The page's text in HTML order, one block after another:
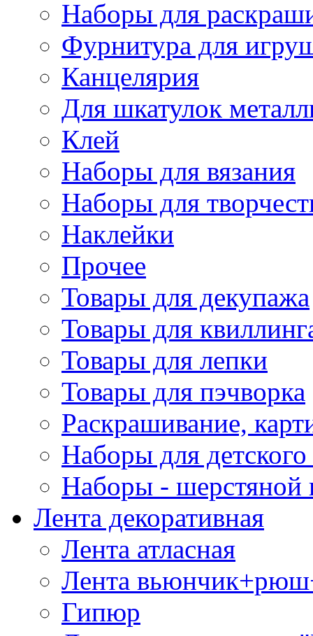
Наборы для
Фурнитура для
Канцелярия
Для шкатулок
Клей
Наборы для вязания
Наборы для
Наклейки
Прочее
Товары для декупажа
Товары для
Товары для лепки
Товары для пэчворка
Раскрашивание,
Наборы для
Наборы - шерстяной
Лента декоративная
Лента атласная
Лента
Гипюр